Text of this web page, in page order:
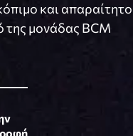
και απαραίτητο
της μονάδας BCM